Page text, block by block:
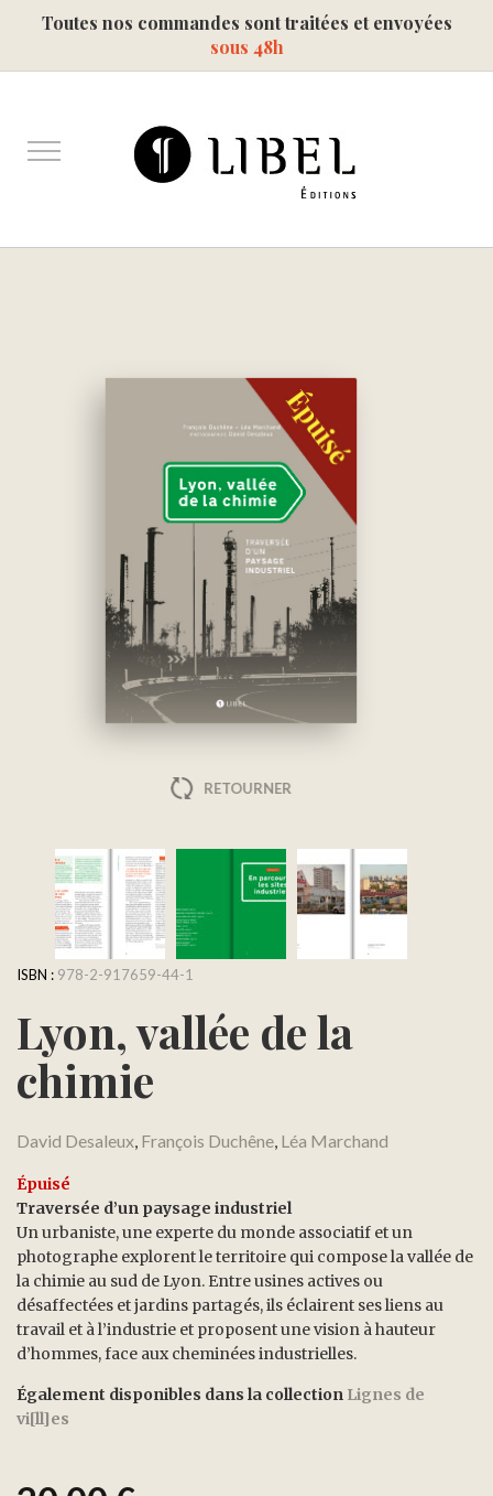
Toutes nos commandes sont traitées et envoyées
sous 48h
RETOURNER
ISBN : 978-2-917659-44-1
Lyon, vallée de la
chimie
David Desaleux, François Duchêne, Léa Marchand
Épuisé
Traversée d’un paysage industriel
Un urbaniste, une experte du monde associatif et un
photographe explorent le territoire qui compose la vallée de
la chimie au sud de Lyon. Entre usines actives ou
désaffectées et jardins partagés, ils éclairent ses liens au
travail et à l’industrie et proposent une vision à hauteur
d’hommes, face aux cheminées industrielles.
Également disponibles dans la collection Lignes de
vi[ll]es